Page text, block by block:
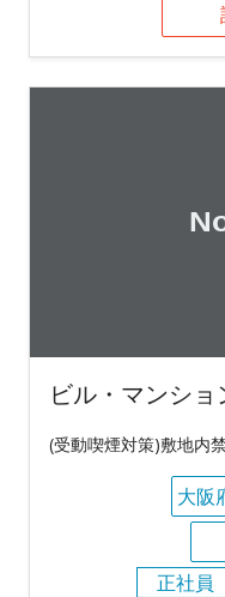
ビル・マンショ
(受動喫煙対策)敷地内
大阪
正社員